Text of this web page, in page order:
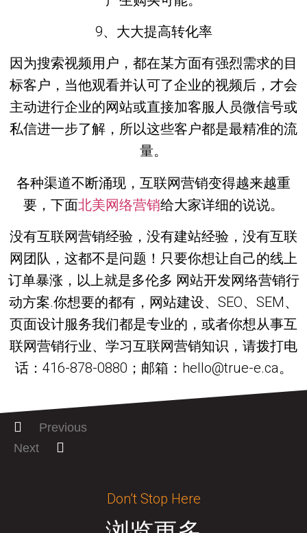
9、大大提高转化率
因为搜索视频用户，都在某方面有强烈需求的目
标客户，当他观看并认可了企业的视频后，才会
主动进行企业的网站或直接加客服人员微信号或
私信进一步了解，所以这些客户都是最精准的流
量。
各种渠道不断涌现，互联网营销变得越来越重
要，下面北美网络营销给大家详细的说说。
没有互联网营销经验，没有建站经验，没有互联
网团队，这都不是问题！只要你想让自己的线上
订单暴涨，以上就是多伦多 网站开发网络营销行
动方案.你想要的都有，网站建设、SEO、SEM、
页面设计服务我们都是专业的，或者你想从事互
联网营销行业、学习互联网营销知识，请拨打电
话：416-878-0880；邮箱：hello@true-e.ca。
Previous
Next
Don’t Stop Here